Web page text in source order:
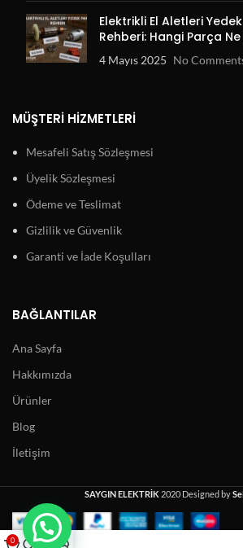
Elektrikli El Aletleri
Rehberi: Hangi Parça
4 Mayıs 2025 No
MÜŞTERI HIZMETLERI
Mesafeli Satış Sözleşmesi
Üyelik Sözleşmesi
Ödeme ve Teslimat
Gizlilik ve Güvenlik
Garanti ve İade Koşulları
BAĞLANTILAR
Ana Sayfa
Hakkımızda
Ürünler
Blog
İletişim
SAYGIN ELEKTRİK 2020 Designed by
0